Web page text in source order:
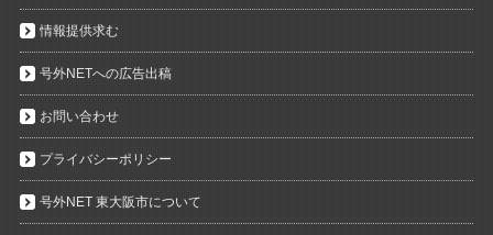
情報提供求む
号外NETへの広告出稿
お問い合わせ
プライバシーポリシー
号外NET 東大阪市について